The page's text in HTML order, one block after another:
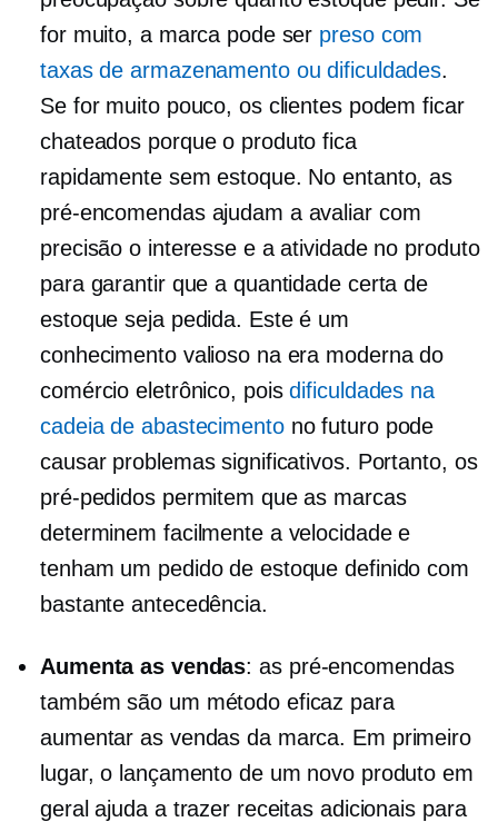
for muito, a marca pode ser preso com
taxas de armazenamento ou dificuldades.
Se for muito pouco, os clientes podem ficar
chateados porque o produto fica
rapidamente sem estoque. No entanto, as
pré-encomendas ajudam a avaliar com
precisão o interesse e a atividade no produto
para garantir que a quantidade certa de
estoque seja pedida. Este é um
conhecimento valioso na era moderna do
comércio eletrônico, poisdificuldades na
cadeia de abastecimentono futuro pode
causar problemas significativos. Portanto, os
pré-pedidos permitem que as marcas
determinem facilmente a velocidade e
tenham um pedido de estoque definido com
bastante antecedência.
Aumenta as vendas: as pré-encomendas
também são um método eficaz para
aumentar as vendas da marca. Em primeiro
lugar, o lançamento de um novo produto em
geral ajuda a trazer receitas adicionais para